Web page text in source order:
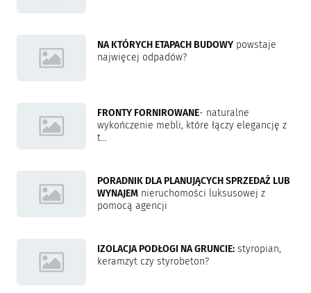
NA KTÓRYCH ETAPACH BUDOWY powstaje
najwięcej odpadów?
FRONTY FORNIROWANE- naturalne
wykończenie mebli, które łączy elegancję z
t...
PORADNIK DLA PLANUJĄCYCH SPRZEDAŻ LUB
WYNAJEM nieruchomości luksusowej z
pomocą agencji
IZOLACJA PODŁOGI NA GRUNCIE: styropian,
keramzyt czy styrobeton?